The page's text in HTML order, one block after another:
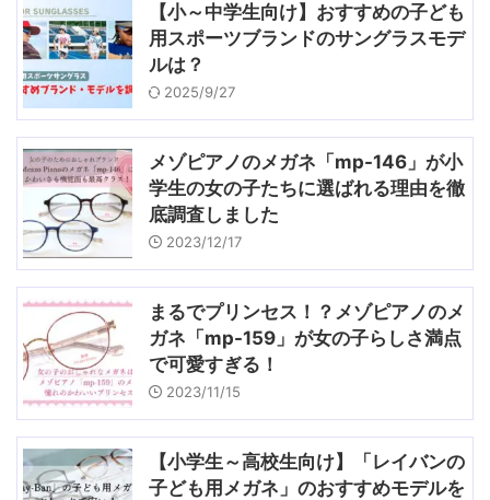
【小～中学生向け】おすすめの子ども
用スポーツブランドのサングラスモデ
ルは？
2025/9/27
メゾピアノのメガネ「mp-146」が小
学生の女の子たちに選ばれる理由を徹
底調査しました
2023/12/17
まるでプリンセス！？メゾピアノのメ
ガネ「mp-159」が女の子らしさ満点
で可愛すぎる！
2023/11/15
【小学生～高校生向け】「レイバンの
子ども用メガネ」のおすすめモデルを